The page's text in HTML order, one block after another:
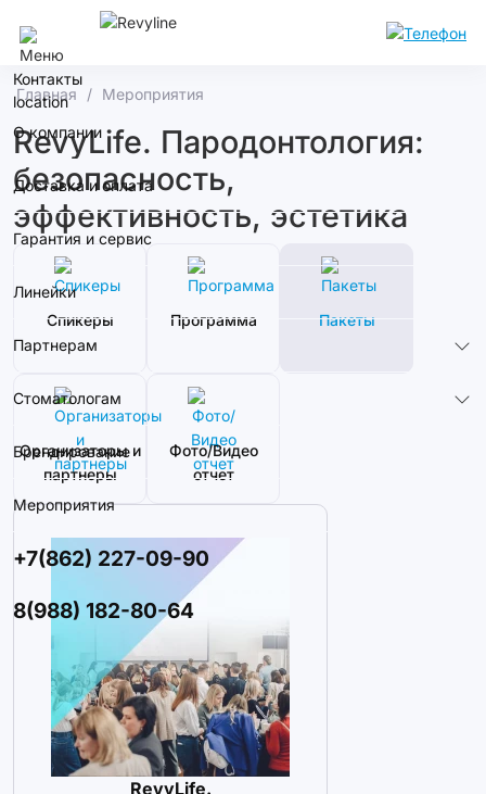
Контакты
О компании
Доставка и оплата
Гарантия и сервис
Линейки
Партнерам
Стоматологам
Брендирование
Мероприятия
+7(862) 227-09-90
8(988) 182-80-64
Главная Мероприятия
RevyLife. Пародонтология:
безопасность,
эффективность, эстетика
Спикеры Программа Пакеты
Организаторы и
партнеры
Фото/Видео
отчет
RevyLife.